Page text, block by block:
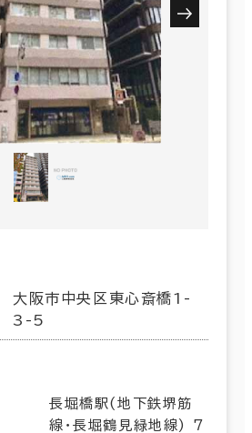
大阪市中央区東心斎橋1-
3-5
長堀橋駅(地下鉄堺筋
線･長堀鶴見緑地線) 7